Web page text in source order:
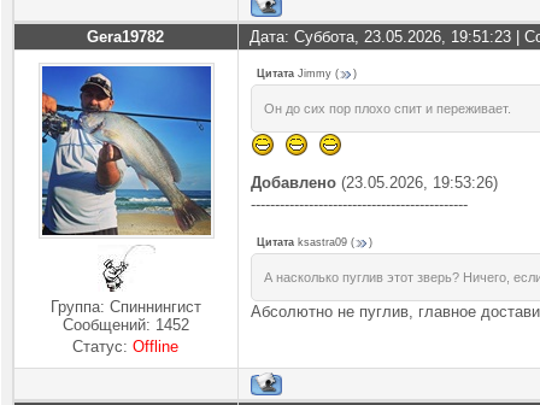
Gera19782 Дата: Суббота, 23.05.2026, 19:51:23 |
Группа: Спиннингист
Сообщений: 1452
Статус:Offline
Цитата Jimmy ( )
Он до сих пор плохо спит и переживает.
Добавлено (23.05.2026, 19:53:26)
---------------------------------------------
Цитата ksastra09 ( )
А насколько пуглив этот зверь? Ничего,
Абсолютно не пуглив, главное